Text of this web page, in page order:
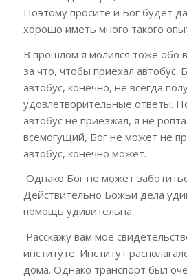
Поэтому просите и Бог будет
хорошо иметь много такого
В прошлом я молился тоже обо
за что, чтобы приехал автобус.
автобус, конечно, не всегда
удовлетворительные ответы.
автобус не приезжал, я не
всемогущий, Бог не может не
автобус, конечно может.
Однако Бог не может
Действительно Божьи дела
помощь удивительна.
Расскажу вам мое
институте. Институт
дома. Однако транспорт был